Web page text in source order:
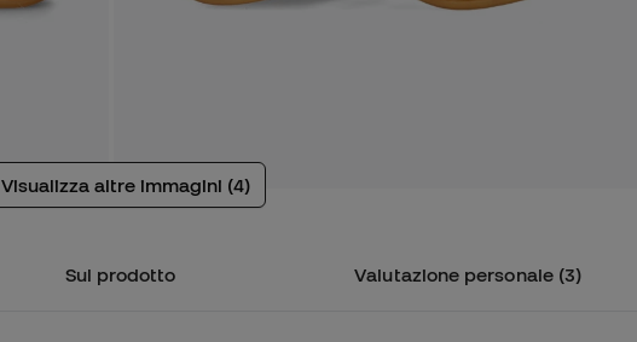
Visualizza altre immagini (4)
Sul prodotto Valutazione personale (3)